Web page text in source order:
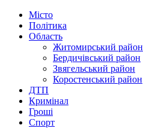
Місто
Політика
Область
Житомирський район
Бердичівський район
Звягельський район
Коростенський район
ДТП
Кримінал
Гроші
Спорт